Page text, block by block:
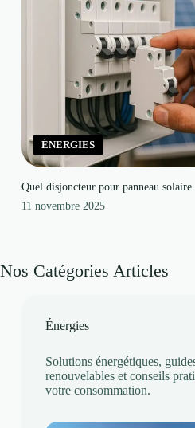
ÉNERGIES
Quel disjoncteur pour panneau
11 novembre 2025
Nos Catégories Articles
Énergies
Solutions énergétiques,
renouvelables et conseils
votre consommation.